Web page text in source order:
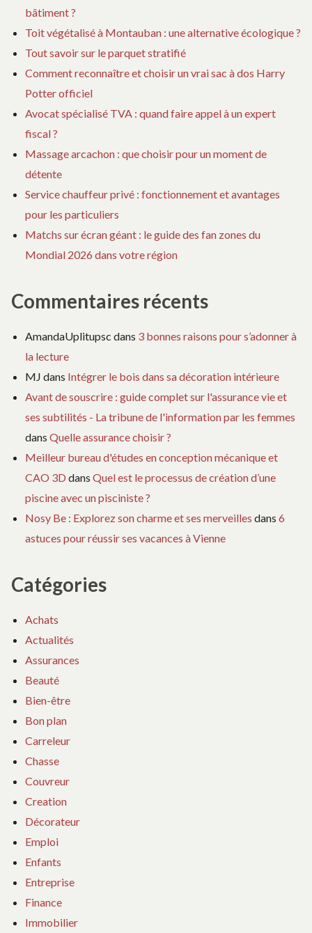
bâtiment ?
Toit végétalisé à Montauban : une alternative écologique ?
Tout savoir sur le parquet stratifié
Comment reconnaître et choisir un vrai sac à dos Harry
Potter officiel
Avocat spécialisé TVA : quand faire appel à un expert
fiscal ?
Massage arcachon : que choisir pour un moment de
détente
Service chauffeur privé : fonctionnement et avantages
pour les particuliers
Matchs sur écran géant : le guide des fan zones du
Mondial 2026 dans votre région
Commentaires récents
AmandaUplitupsc dans 3 bonnes raisons pour s’adonner à
la lecture
MJ dans Intégrer le bois dans sa décoration intérieure
Avant de souscrire : guide complet sur l'assurance vie et
ses subtilités - La tribune de l'information par les femmes
dans Quelle assurance choisir ?
Meilleur bureau d'études en conception mécanique et
CAO 3D dans Quel est le processus de création d’une
piscine avec un pisciniste ?
Nosy Be : Explorez son charme et ses merveilles dans 6
astuces pour réussir ses vacances à Vienne
Catégories
Achats
Actualités
Assurances
Beauté
Bien-être
Bon plan
Carreleur
Chasse
Couvreur
Creation
Décorateur
Emploi
Enfants
Entreprise
Finance
Immobilier